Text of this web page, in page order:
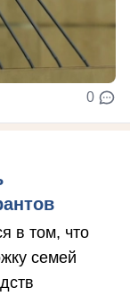
0
в том, что
семей